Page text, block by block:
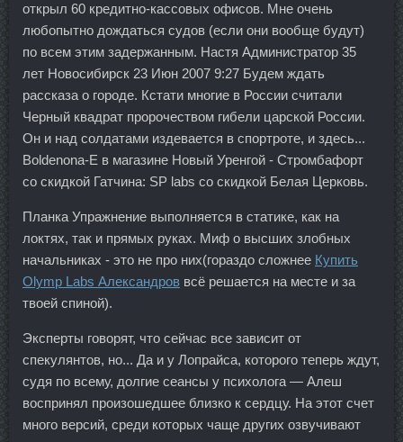
открыл 60 кредитно-кассовых офисов. Мне очень
любопытно дождаться судов (если они вообще будут)
по всем этим задержанным. Настя Администратор 35
лет Новосибирск 23 Июн 2007 9:27 Будем ждать
рассказа о городе. Кстати многие в России считали
Черный квадрат пророчеством гибели царской России.
Он и над солдатами издевается в спортроте, и здесь...
Boldenona-E в магазине Новый Уренгой - Стромбафорт
со скидкой Гатчина: SP labs со скидкой Белая Церковь.
Планка Упражнение выполняется в статике, как на
локтях, так и прямых руках. Миф о высших злобных
начальниках - это не про них(гораздо сложнее Купить
Olymp Labs Александров всё решается на месте и за
твоей спиной).
Эксперты говорят, что сейчас все зависит от
спекулянтов, но... Да и у Лопрайса, которого теперь ждут,
судя по всему, долгие сеансы у психолога — Алеш
воспринял произошедшее близко к сердцу. На этот счет
много версий, среди которых чаще других озвучивают